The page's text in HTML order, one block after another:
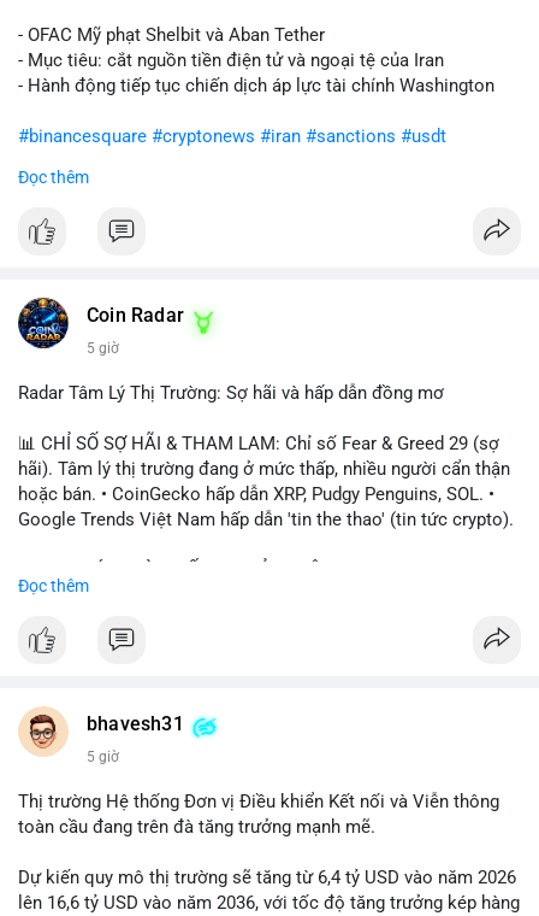
- OFAC Mỹ phạt Shelbit và Aban Tether
- Mục tiêu: cắt nguồn tiền điện tử và ngoại tệ của Iran
- Hành động tiếp tục chiến dịch áp lực tài chính Washington
#binancesquare #cryptonews #iran #sanctions #usdt
$usdt
#vlikevn #titanbot
Đọc thêm
Coin Radar
5 giờ
Radar Tâm Lý Thị Trường: Sợ hãi và hấp dẫn đồng mơ
📊 CHỈ SỐ SỢ HÃI & THAM LAM: Chỉ số Fear & Greed 29 (sợ
hãi). Tâm lý thị trường đang ở mức thấp, nhiều người cẩn thận
hoặc bán. • CoinGecko hấp dẫn XRP, Pudgy Penguins, SOL. •
Google Trends Việt Nam hấp dẫn 'tin the thao' (tin tức crypto).
ONDO, CASHCAT. • Chủ đề 'tô thị ty na' (tỷ giá) và 'giao thông'
BTC breakout và lệnh long/short.
định crypto là 'vấn đề lớn' giúp giảm áp lực USD. • Binance hỗ
trợ cổ phiếu Apple/IBM. • Bài đăng hấp dẫn về $HFT, $SKYAI,
💡 NHẬN ĐỊNH & KHUYẾN NGHỊ: Tâm lý thị trường đang phân
coin (PENGU, CASHCAT) và tin cậy từ các dự án lớn (BTC,
SOL). Rủi ro tăng nếu không có thông tin rõ ràng về quy định.
Đọc thêm
bhavesh31
5 giờ
Thị trường Hệ thống Đơn vị Điều khiển Kết nối và Viễn thông
toàn cầu đang trên đà tăng trưởng mạnh mẽ.
Dự kiến quy mô thị trường sẽ tăng từ 6,4 tỷ USD vào năm 2026
lên 16,6 tỷ USD vào năm 2036, với tốc độ tăng trưởng kép hàng